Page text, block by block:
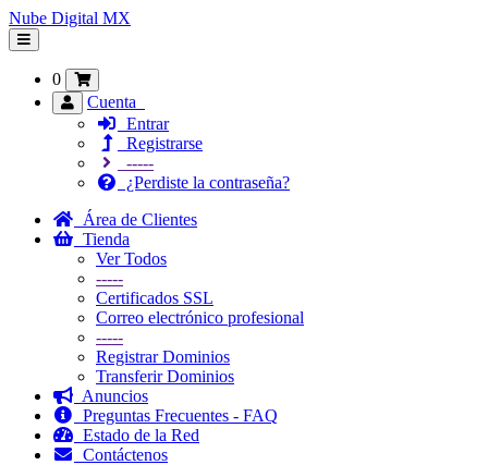
Nube Digital MX
Alternar
Navegación
0
Cuenta
Entrar
Registrarse
-----
¿Perdiste la contraseña?
Área de Clientes
Tienda
Ver Todos
-----
Certificados SSL
Correo electrónico profesional
-----
Registrar Dominios
Transferir Dominios
Anuncios
Preguntas Frecuentes - FAQ
Estado de la Red
Contáctenos